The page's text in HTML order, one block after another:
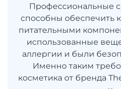
Профессиональные
способны обеспечить
питательными
использованные
аллергии и были
Именно таким
косметика от бренда